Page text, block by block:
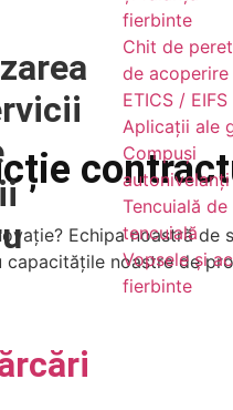
fierbinte
Chit de
de acoperire
ETICS / EIFS
Aplicații ale
Compuși
autonivelanți
Tencuială
tencuială
Vopsele și
fierbinte
Echipa noastră
noastre de